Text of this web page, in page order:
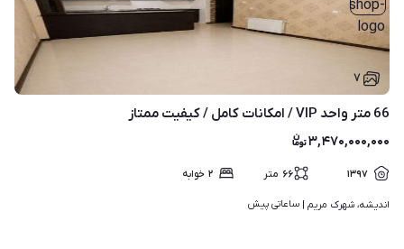
۷
66 متر واحد VIP / امکانات کامل / کیفیت ممتاز
۳,۴۷۰,۰۰۰,۰۰۰
۱۳۹۷ ۶۶ متر ۲ خوابه
اندیشه، شهرک مریم | ساعاتی پیش